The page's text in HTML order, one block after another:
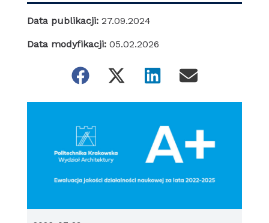
Data publikacji: 27.09.2024
Data modyfikacji: 05.02.2026